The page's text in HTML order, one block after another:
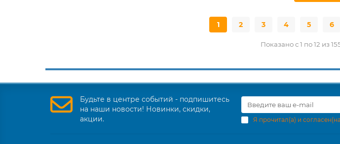
1 2 3 4 5 6
Показано с 1 по 12 из
Будьте в центре событий - подпишитесь
на наши новости! Новинки, скидки,
акции.
Я прочитал(а) и